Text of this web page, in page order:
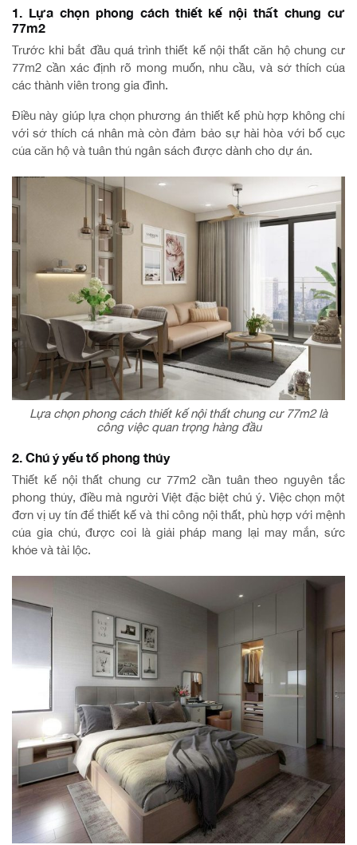
1. Lựa chọn phong cách thiết kế nội thất chung cư
77m2
Trước khi bắt đầu quá trình thiết kế nội thất căn hộ chung cư
77m2 cần xác định rõ mong muốn, nhu cầu, và sở thích của
các thành viên trong gia đình.
Điều này giúp lựa chọn phương án thiết kế phù hợp không chỉ
với sở thích cá nhân mà còn đảm bảo sự hài hòa với bố cục
của căn hộ và tuân thủ ngân sách được dành cho dự án.
Lựa chọn phong cách thiết kế nội thất chung cư 77m2 là
công việc quan trọng hàng đầu
2. Chú ý yếu tố phong thủy
Thiết kế nội thất chung cư 77m2 cần tuân theo nguyên tắc
phong thủy, điều mà người Việt đặc biệt chú ý. Việc chọn một
đơn vị uy tín để thiết kế và thi công nội thất, phù hợp với mệnh
của gia chủ, được coi là giải pháp mang lại may mắn, sức
khỏe và tài lộc.